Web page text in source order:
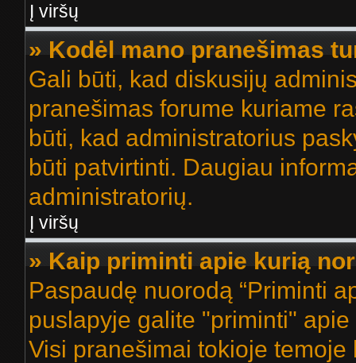
Į viršų
» Kodėl mano pranešimas
Gali būti, kad diskusijų
pranešimas forume kuriame
būti, kad administratorius
būti patvirtinti. Daugiau
administratorių.
Į viršų
» Kaip priminti apie kurią
Paspaudę nuorodą “Priminti
puslapyje galite "priminti"
Visi pranešimai tokioje